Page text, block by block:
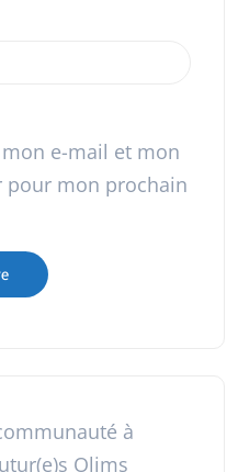
e-mail et mon
pour mon prochain
à
Olims